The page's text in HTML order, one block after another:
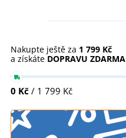
Nakupte ještě za 1 799 Kč
a získáte DOPRAVU ZDARMA
0 Kč / 1 799 Kč